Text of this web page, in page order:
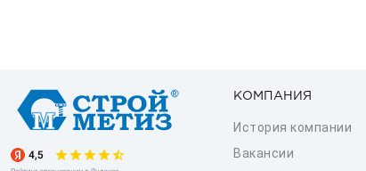
КОМПАНИЯ
История компании
Вакансии